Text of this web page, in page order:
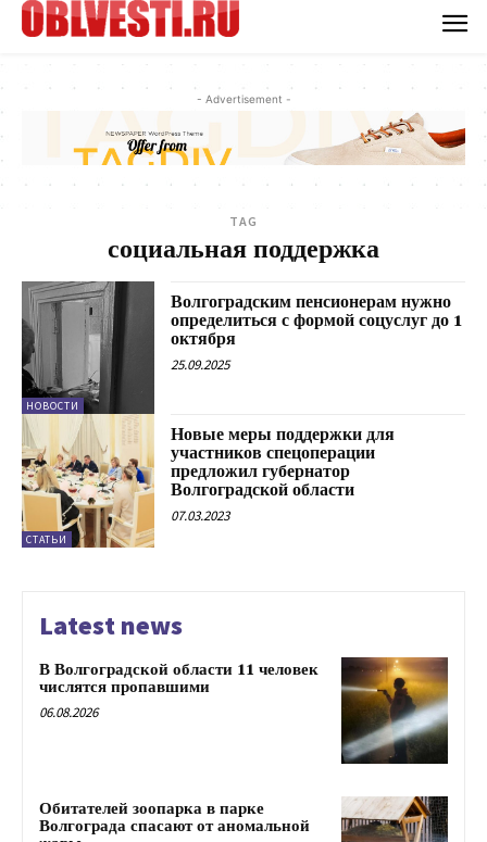
- Advertisement -
TAG
социальная поддержка
НОВОСТИ
Волгоградским пенсионерам нужно
определиться с формой соцуслуг до 1
октября
25.09.2025
СТАТЬИ
Новые меры поддержки для
участников спецоперации
предложил губернатор
Волгоградской области
07.03.2023
Latest news
В Волгоградской области 11 человек
числятся пропавшими
06.08.2026
Обитателей зоопарка в парке
Волгограда спасают от аномальной